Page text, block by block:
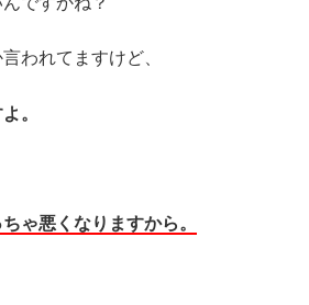
われてますけど、
。
ゃ悪くなりますから。